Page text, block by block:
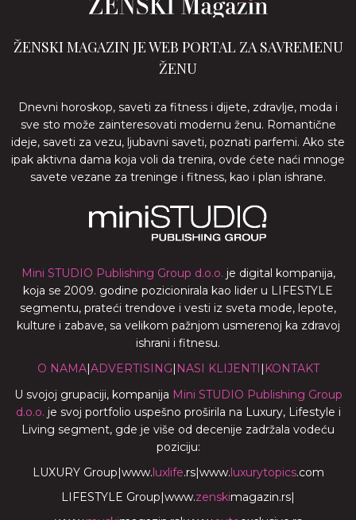
ŽENSKI MAGAZIN JE WEB PORTAL ZA SAVREMENU
ŽENU
Dnevni horoskop, saveti za fitness i dijete, zdravlje, moda i
sve sto može zainteresovati modernu ženu. Romantične
ideje, saveti za vezu, ljubavni saveti, poznati parfemi. Ako ste
ipak aktivna dama koja voli da trenira, ovde ćete naći mnoge
savete vezane za treninge i fitness, kao i plan ishrane.
Mini STUDIO Publishing Group d.o.o. je digital kompanija,
koja se 2009. godine pozicionirala kao lider u LIFESTYLE
segmentu, prateći trendove i vesti iz sveta mode, lepote,
kulture i zabave, sa velikom pažnjom usmerenoj ka zdravoj
ishrani i fitnesu.
O NAMA|ADVERTISING| NASI KLIJENTI | KONTAKT
U svojoj grupaciji, kompanija Mini STUDIO Publishing Group
d.o.o. je svoj portfolio uspešno proširila na Luxury, Lifestyle i
Living segment, gde je više od decenije zadržala vodeću
poziciju:
LUXURY Group|www.luxlife.rs|www.luxurytopics.com
LIFESTYLE Group|www.zenskimagazin.rs|